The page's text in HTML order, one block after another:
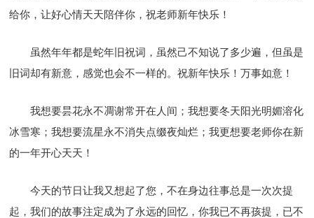
给你，让好心情天天陪伴你，祝老师新年快乐！
虽然年年都是蛇年旧祝词，虽然己不知说了多少遍，但虽是
旧词却有新意，感觉也会不一样的。祝新年快乐！万事如意！
我想要昙花永不凋谢常开在人间；我想要冬天阳光明媚溶化
冰雪寒；我想要流星永不消失点缀夜灿烂；我更想要老师你在新
的一年开心天天！
今天的节日让我又想起了您，不在身边往事总是一次次提
起，我们的故事注定成为了永远的回忆，你我已不再孩提，已不